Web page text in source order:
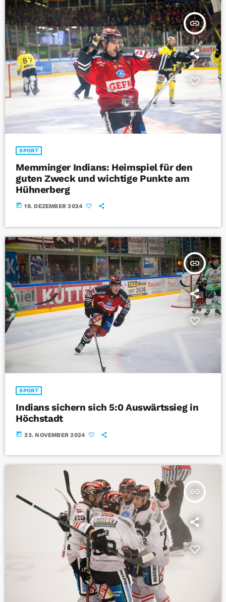
insert_link
SPORT
Memminger Indians: Heimspiel für den
guten Zweck und wichtige Punkte am
Hühnerberg
today 19. DEZEMBER 2024
insert_link
SPORT
Indians sichern sich 5:0 Auswärtssieg in
Höchstadt
today 23. NOVEMBER 2024
insert_link